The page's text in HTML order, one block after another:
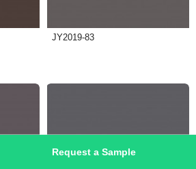
Request a Sample
JY2019-83